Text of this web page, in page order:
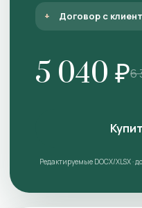
Договор с
5 040 ₽6
Редактируемые DOCX/XLSX ·